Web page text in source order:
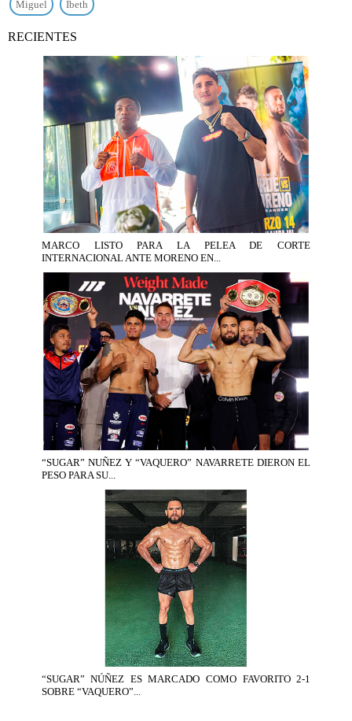
Miguel Ibeth
RECIENTES
MARCO LISTO PARA LA PELEA DE CORTE
INTERNACIONAL ANTE MORENO EN...
“SUGAR” NUÑEZ Y “VAQUERO” NAVARRETE DIERON EL
PESO PARA SU...
“SUGAR” NÚÑEZ ES MARCADO COMO FAVORITO 2-1
SOBRE “VAQUERO”...